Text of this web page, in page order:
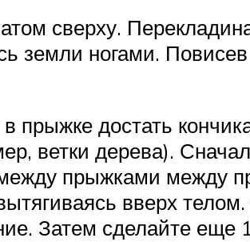
сверху.
земли ногами.
достать
ветки дерева).
прыжками между
вверх
Затем сделайте еще